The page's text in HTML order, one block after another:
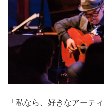
「私なら、好きなアーテ